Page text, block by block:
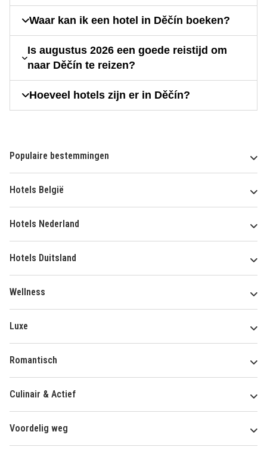
Waar kan ik een hotel in Děčín boeken?
Is augustus 2026 een goede reistijd om
naar Děčín te reizen?
Hoeveel hotels zijn er in Děčín?
Populaire bestemmingen
Hotels België
Hotels Nederland
Hotels Duitsland
Wellness
Luxe
Romantisch
Culinair & Actief
Voordelig weg